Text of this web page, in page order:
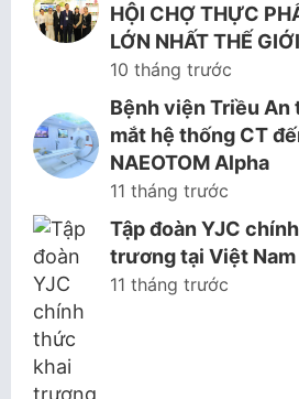
HỘI CHỢ THỰC
LỚN NHẤT THẾ GIỚI
10 tháng trước
Bệnh viện Triều An
mắt hệ thống CT
NAEOTOM Alpha
11 tháng trước
Tập đoàn YJC
trương tại Việt Nam
11 tháng trước